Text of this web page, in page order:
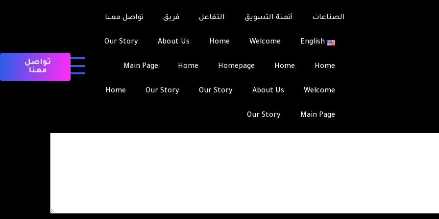
الصناعات أتمتة التسويق التفاعل فريق تواصل معنا
English
Welcome
Home
About Us
Our Story
Home
Home
Homepage
Home
Main Page
Welcome
About Us
Our Story
Our Story
Home
Main Page
Our Story
تواصل
معنا